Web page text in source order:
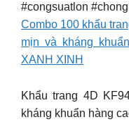
#congsuatlon
Combo 100 khẩu
mịn và kháng
XANH XINH
Khẩu trang 4D
kháng khuẩn hàng